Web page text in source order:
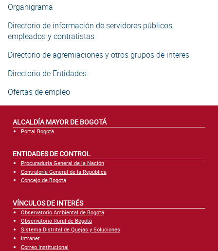
Organigrama
Directorio de información de servidores públicos,
empleados y contratistas
Directorio de agremiaciones y otros grupos de interes
Directorio de Entidades
Ofertas de empleo
ALCALDÍA MAYOR DE BOGOTÁ
Portal Bogotá
ENTIDADES DE CONTROL
Procuraduría General de la Nación
Contraloría General de la República
Concejo de Bogotá
VÍNCULOS DE INTERÉS
Observatorio Ambiental de Bogotá
Observatorio Rural de Bogotá
Sistema Distrital de Quejas y Soluciones
Intranet
Correo Institucional